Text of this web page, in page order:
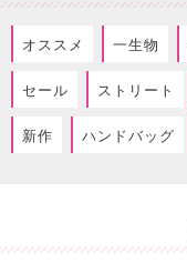
オススメ 一生物
セール ストリート
新作 ハンドバッグ